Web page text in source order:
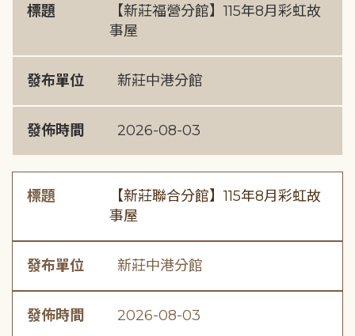
標題
【新莊福營分館】115年8月彩虹故
事屋
發布單位 新莊中港分館
發佈時間 2026-08-03
標題
【新莊聯合分館】115年8月彩虹故
事屋
發布單位 新莊中港分館
發佈時間 2026-08-03